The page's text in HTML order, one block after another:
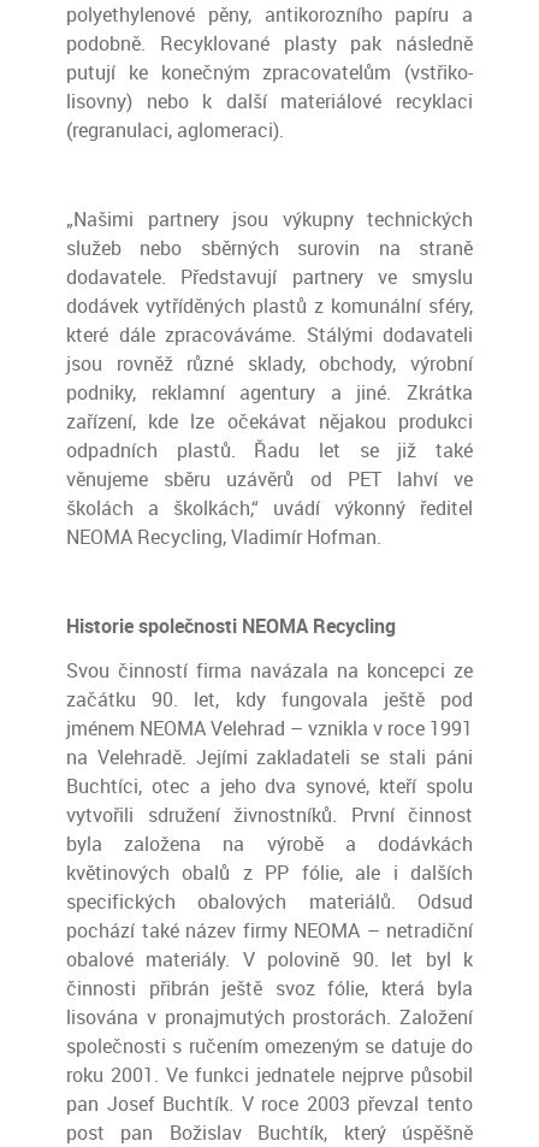
polyethylenové pěny, antikorozního papíru a
podobně. Recyklované plasty pak následně
putují ke konečným zpracovatelům (vstřiko-
lisovny) nebo k další materiálové recyklaci
(regranulaci, aglomeraci).
„Našimi partnery jsou výkupny technických
služeb nebo sběrných surovin na straně
dodavatele. Představují partnery ve smyslu
dodávek vytříděných plastů z komunální sféry,
které dále zpracováváme. Stálými dodavateli
jsou rovněž různé sklady, obchody, výrobní
podniky, reklamní agentury a jiné. Zkrátka
zařízení, kde lze očekávat nějakou produkci
odpadních plastů. Řadu let se již také
věnujeme sběru uzávěrů od PET lahví ve
školách a školkách,“ uvádí výkonný ředitel
NEOMA Recycling, Vladimír Hofman.
Historie společnosti NEOMA Recycling
Svou činností firma navázala na koncepci ze
začátku 90. let, kdy fungovala ještě pod
jménem NEOMA Velehrad – vznikla v roce 1991
na Velehradě. Jejími zakladateli se stali páni
Buchtíci, otec a jeho dva synové, kteří spolu
vytvořili sdružení živnostníků. První činnost
byla založena na výrobě a dodávkách
květinových obalů z PP fólie, ale i dalších
specifických obalových materiálů. Odsud
pochází také název firmy NEOMA – netradiční
obalové materiály. V polovině 90. let byl k
činnosti přibrán ještě svoz fólie, která byla
lisována v pronajmutých prostorách. Založení
společnosti s ručením omezeným se datuje do
roku 2001. Ve funkci jednatele nejprve působil
pan Josef Buchtík. V roce 2003 převzal tento
post pan Božislav Buchtík, který úspěšně